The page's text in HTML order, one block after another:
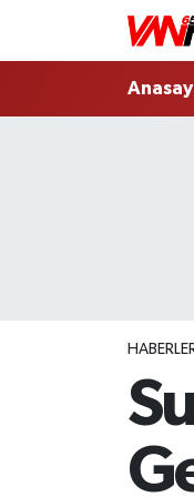
Nöbetçi
Haber Arşivi